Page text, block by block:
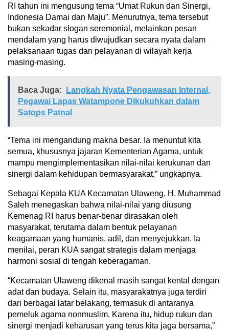
RI tahun ini mengusung tema “Umat Rukun dan Sinergi,
Indonesia Damai dan Maju”. Menurutnya, tema tersebut
bukan sekadar slogan seremonial, melainkan pesan
mendalam yang harus diwujudkan secara nyata dalam
pelaksanaan tugas dan pelayanan di wilayah kerja
masing-masing.
Baca Juga:
Langkah Nyata Pengawasan Internal,
Pegawai Lapas Watampone Dikukuhkan dalam
Satops Patnal
“Tema ini mengandung makna besar. Ia menuntut kita
semua, khususnya jajaran Kementerian Agama, untuk
mampu mengimplementasikan nilai-nilai kerukunan dan
sinergi dalam kehidupan bermasyarakat,” ungkapnya.
Sebagai Kepala KUA Kecamatan Ulaweng, H. Muhammad
Saleh menegaskan bahwa nilai-nilai yang diusung
Kemenag RI harus benar-benar dirasakan oleh
masyarakat, terutama dalam bentuk pelayanan
keagamaan yang humanis, adil, dan menyejukkan. Ia
menilai, peran KUA sangat strategis dalam menjaga
harmoni sosial di tengah keberagaman.
“Kecamatan Ulaweng dikenal masih sangat kental dengan
adat dan budaya. Selain itu, masyarakatnya juga terdiri
dari berbagai latar belakang, termasuk di antaranya
pemeluk agama nonmuslim. Karena itu, hidup rukun dan
sinergi menjadi keharusan yang terus kita jaga bersama,”